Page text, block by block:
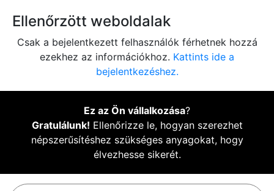
Ellenőrzött weboldalak
Csak a bejelentkezett felhasználók férhetnek hozzá
ezekhez az információkhoz. Kattints ide a
bejelentkezéshez.
Ez az Ön vállalkozása?
Gratulálunk! Ellenőrizze le, hogyan szerezhet
népszerűsítéshez szükséges anyagokat, hogy
élvezhesse sikerét.